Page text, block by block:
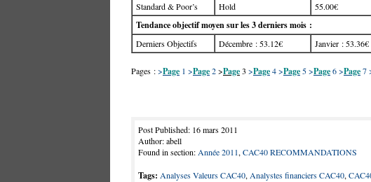
Standard & Poor’s
Hold 55.00€
Tendance objectif moyen sur les 3 derniers mois :
Derniers Objectifs Décembre : 53.12€ Janvier : 53.36€
Pages :>Page 1 >Page2>Page3 >Page4>Page 5>Page6>Page7
Post Published: 16 mars 2011
Author: abell
Found in section: Année 2011, CAC40 RECOMMANDATIONS
Tags: Analyses Valeurs CAC40, Analystes financiers CAC40,